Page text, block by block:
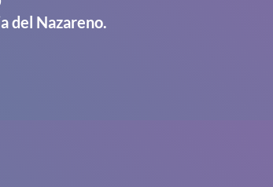
del Nazareno.